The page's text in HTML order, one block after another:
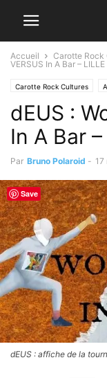
Accueil Carotte Rock
VERSUS In A Bar –
Carotte Rock Cultures
Groupes rock d'aujourd'hui
dEUS :
In A Bar
Par Bruno Polaroid - 17
dEUS : affiche de la
Save